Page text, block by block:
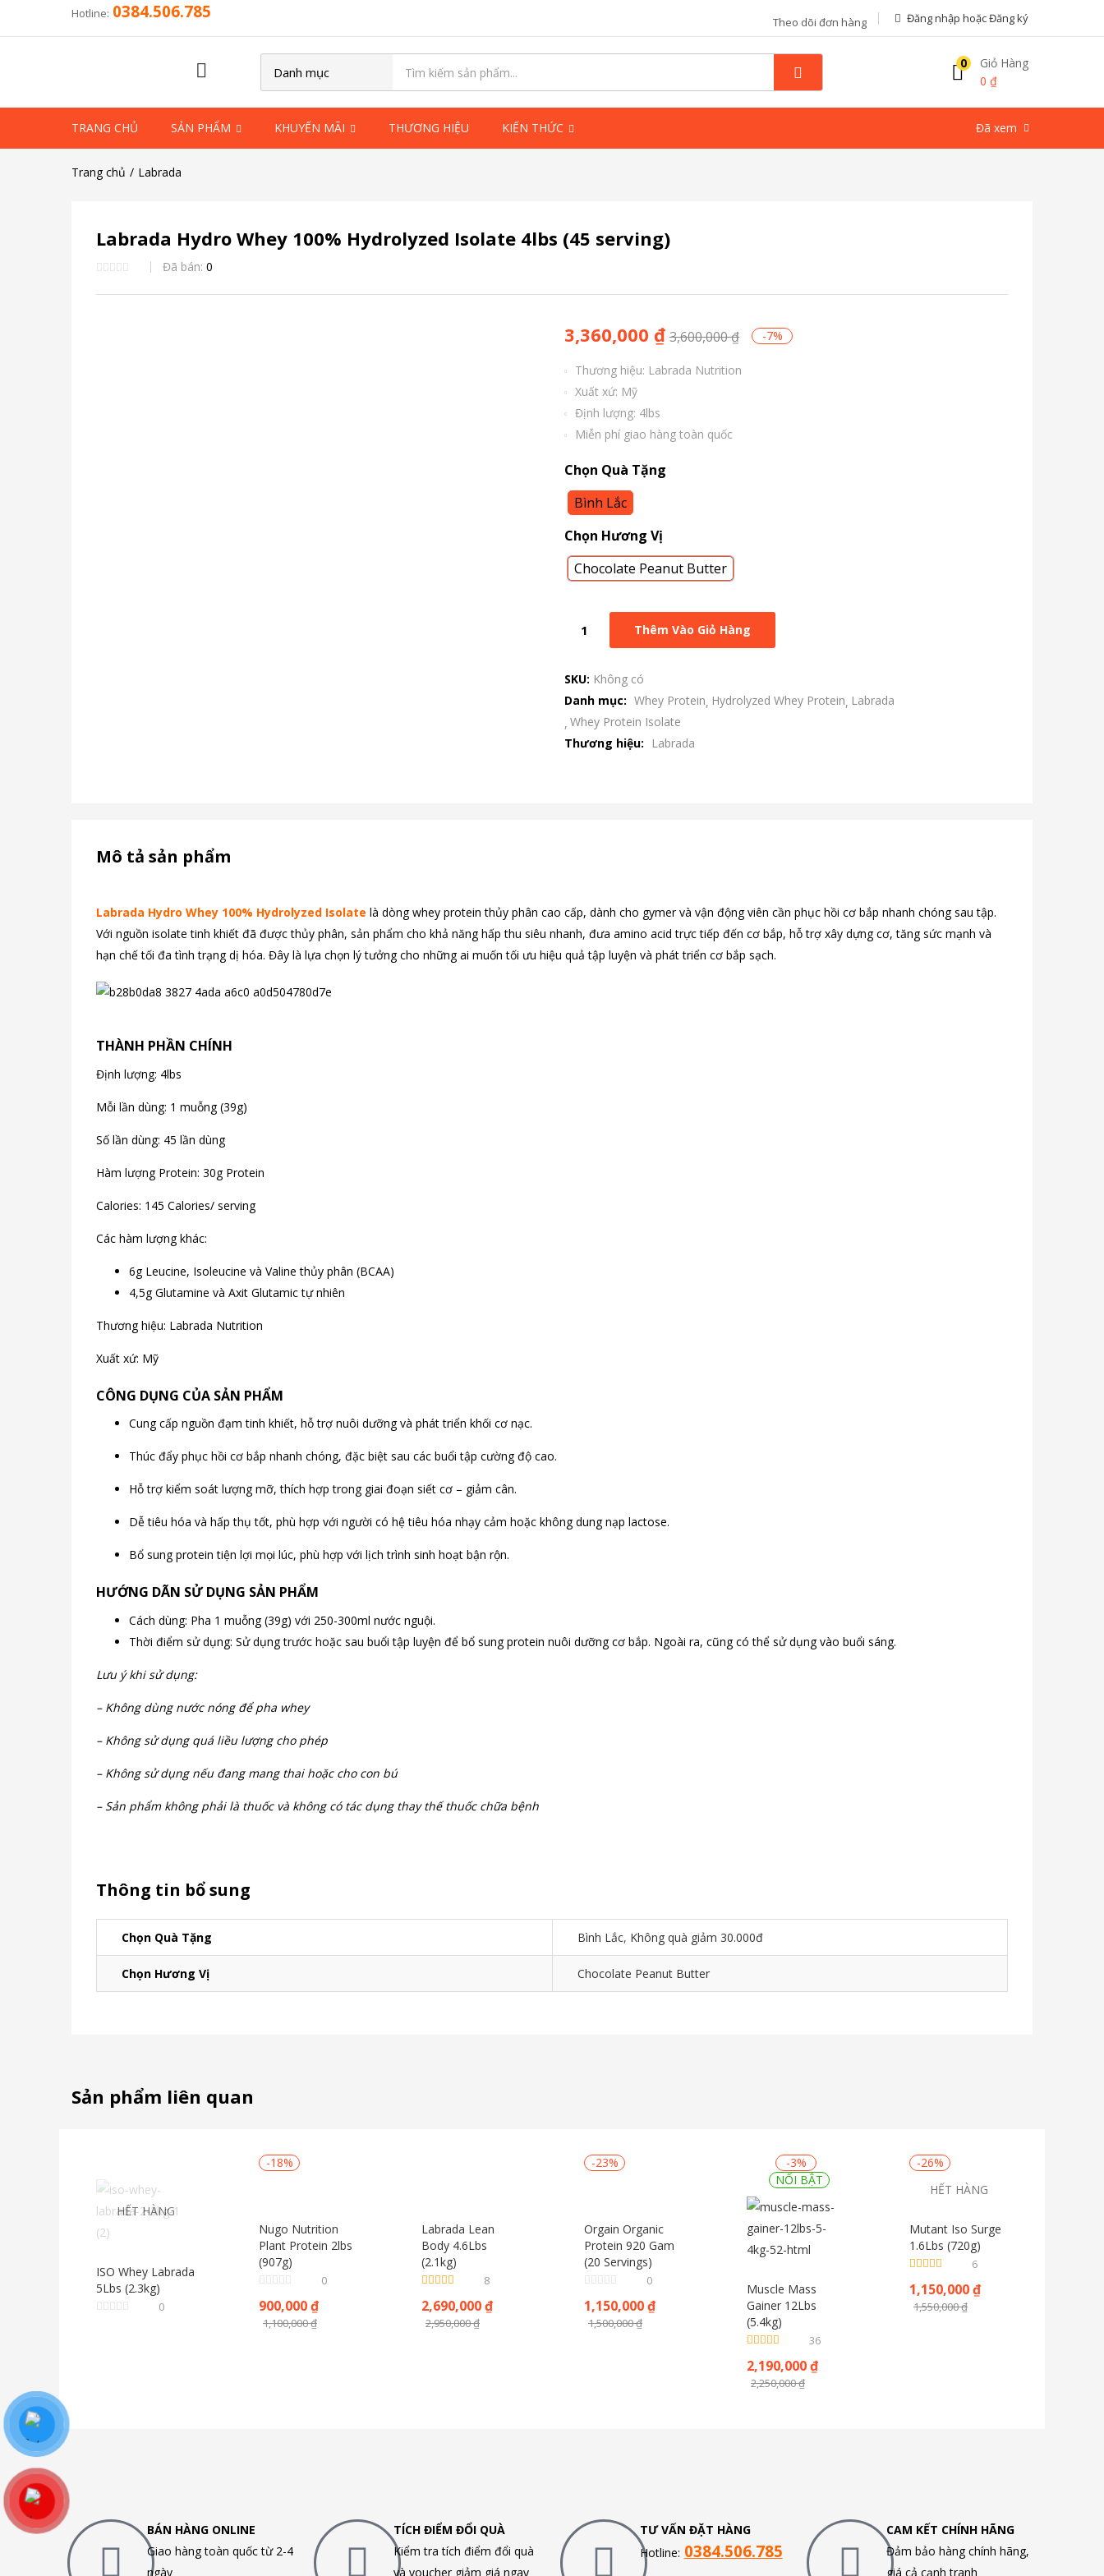
Hotline: 0384.506.785
Theo dõi đơn hàng Đăng nhập hoặc Đăng ký
0
Giỏ Hàng
0 ₫
TRANG CHỦ SẢN PHẨM KHUYẾN MÃI THƯƠNG HIỆU KIẾN THỨC Đã xem
Trang chủ Labrada
Labrada Hydro Whey 100% Hydrolyzed Isolate 4lbs (45 serving)
Đã bán: 0
3,360,000 ₫ 3,600,000₫ -7%
Thương hiệu: Labrada Nutrition
Xuất xứ: Mỹ
Định lượng: 4lbs
Miễn phí giao hàng toàn quốc
Chọn Quà Tặng
Bình Lắc
Chọn Hương Vị
Chocolate Peanut Butter
Thêm Vào Giỏ Hàng
SKU: Không có
Danh mục: Whey Protein Hydrolyzed Whey Protein Labrada
Whey Protein Isolate
Thương hiệu:
Labrada
Mô tả sản phẩm
Labrada Hydro Whey 100% Hydrolyzed Isolate là dòng whey protein thủy phân cao cấp, dành cho gymer và vận động viên cần phục hồi cơ bắp nhanh chóng sau tập.
Với nguồn isolate tinh khiết đã được thủy phân, sản phẩm cho khả năng hấp thu siêu nhanh, đưa amino acid trực tiếp đến cơ bắp, hỗ trợ xây dựng cơ, tăng sức mạnh và
hạn chế tối đa tình trạng dị hóa. Đây là lựa chọn lý tưởng cho những ai muốn tối ưu hiệu quả tập luyện và phát triển cơ bắp sạch.
THÀNH PHẦN CHÍNH
Định lượng: 4lbs
Mỗi lần dùng: 1 muỗng (39g)
Số lần dùng: 45 lần dùng
Hàm lượng Protein: 30g Protein
Calories: 145 Calories/ serving
Các hàm lượng khác:
6g Leucine, Isoleucine và Valine thủy phân (BCAA)
4,5g Glutamine và Axit Glutamic tự nhiên
Thương hiệu: Labrada Nutrition
Xuất xứ: Mỹ
CÔNG DỤNG CỦA SẢN PHẨM
Cung cấp nguồn đạm tinh khiết, hỗ trợ nuôi dưỡng và phát triển khối cơ nạc.
Thúc đẩy phục hồi cơ bắp nhanh chóng, đặc biệt sau các buổi tập cường độ cao.
Hỗ trợ kiểm soát lượng mỡ, thích hợp trong giai đoạn siết cơ – giảm cân.
Dễ tiêu hóa và hấp thụ tốt, phù hợp với người có hệ tiêu hóa nhạy cảm hoặc không dung nạp lactose.
Bổ sung protein tiện lợi mọi lúc, phù hợp với lịch trình sinh hoạt bận rộn.
HƯỚNG DÃN SỬ DỤNG SẢN PHẨM
Cách dùng: Pha 1 muỗng (39g) với 250-300ml nước nguội.
Thời điểm sử dụng: Sử dụng trước hoặc sau buổi tập luyện để bổ sung protein nuôi dưỡng cơ bắp. Ngoài ra, cũng có thể sử dụng vào buổi sáng.
Lưu ý khi sử dụng:
– Không dùng nước nóng để pha whey
– Không sử dụng quá liều lượng cho phép
– Không sử dụng nếu đang mang thai hoặc cho con bú
– Sản phẩm không phải là thuốc và không có tác dụng thay thế thuốc chữa bệnh
Thông tin bổ sung
Chọn Quà Tặng Bình Lắc, Không quà giảm 30.000đ
Chọn Hương Vị Chocolate Peanut Butter
Sản phẩm liên quan
HẾT HÀNG
ISO Whey Labrada
5Lbs (2.3kg)
0
-18%
Nugo Nutrition
Plant Protein 2lbs
(907g)
0
900,000₫
1,100,000₫
Labrada Lean
Body 4.6Lbs
(2.1kg)
hạng5.005
sao
8
2,690,000₫
2,950,000₫
-23%
Orgain Organic
Protein 920 Gam
(20 Servings)
0
1,150,000₫
1,500,000₫
-3%
NỔI BẬT
Muscle Mass
Gainer 12Lbs
(5.4kg)
hạng4.535
sao
36
2,190,000₫
2,250,000₫
-26%
HẾT HÀNG
Mutant Iso Surge
1.6Lbs (720g)
hạng4.835
sao
6
1,150,000₫
1,550,000₫
BÁN HÀNG ONLINE
Giao hàng toàn quốc từ 2-4
ngày
TÍCH ĐIỂM ĐỔI QUÀ
Kiểm tra tích điểm đổi quà
và voucher giảm giá ngay
TƯ VẤN ĐẶT HÀNG
Hotline: 0384.506.785
CAM KẾT CHÍNH HÃNG
Đảm bảo hàng chính hãng,
giá cả cạnh tranh